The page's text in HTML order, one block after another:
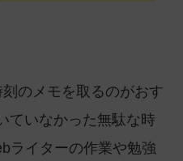
のメモを取るのがおす
ていなかった無駄な時
ライターの作業や勉強